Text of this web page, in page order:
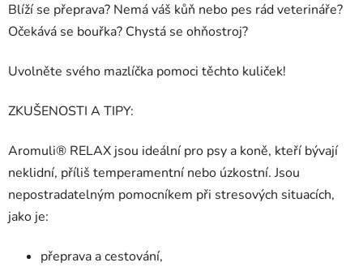
Blíží se přeprava? Nemá váš kůň nebo pes rád veterináře?
Očekává se bouřka? Chystá se ohňostroj?
Uvolněte svého mazlíčka pomoci těchto kuliček!
ZKUŠENOSTI A TIPY:
Aromuli® RELAX jsou ideální pro psy a koně, kteří bývají
neklidní, příliš temperamentní nebo úzkostní. Jsou
nepostradatelným pomocníkem při stresových situacích,
jako je:
přeprava a cestování,